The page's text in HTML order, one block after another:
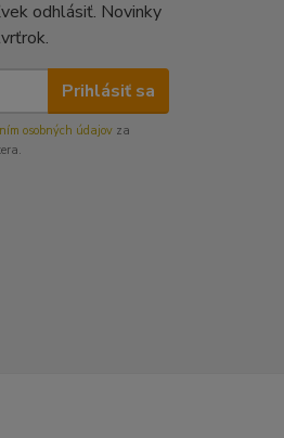
odhlásiť. Novinky
Prihlásiť sa
osobných údajov za